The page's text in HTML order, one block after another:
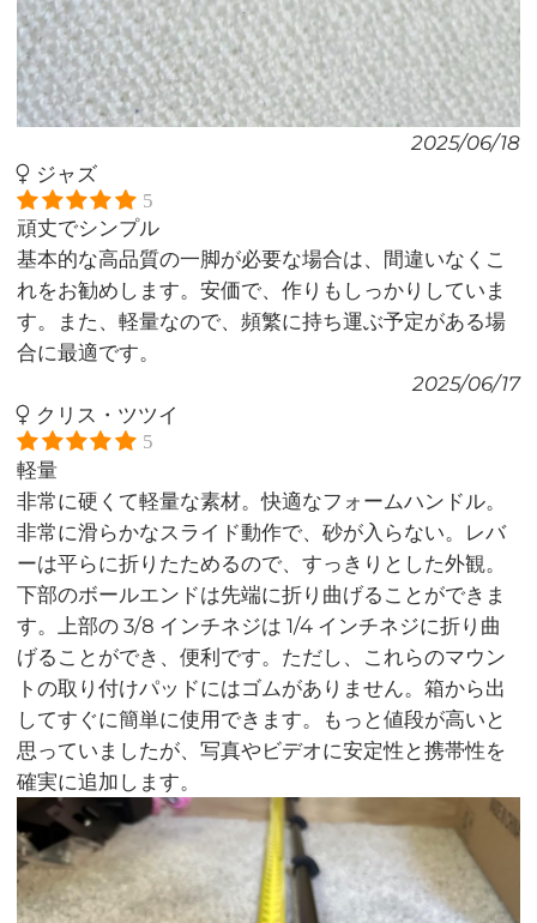
2025/06/18
ジャズ
5
頑丈でシンプル
基本的な高品質の一脚が必要な場合は、間違いなくこ
れをお勧めします。安価で、作りもしっかりしていま
す。また、軽量なので、頻繁に持ち運ぶ予定がある場
合に最適です。
2025/06/17
クリス・ツツイ
5
軽量
非常に硬くて軽量な素材。快適なフォームハンドル。
非常に滑らかなスライド動作で、砂が入らない。レバ
ーは平らに折りたためるので、すっきりとした外観。
下部のボールエンドは先端に折り曲げることができま
す。上部の 3/8 インチネジは 1/4 インチネジに折り曲
げることができ、便利です。ただし、これらのマウン
トの取り付けパッドにはゴムがありません。箱から出
してすぐに簡単に使用できます。もっと値段が高いと
思っていましたが、写真やビデオに安定性と携帯性を
確実に追加します。